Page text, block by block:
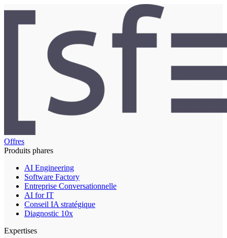
Offres
Produits phares
AI Engineering
Software Factory
Entreprise Conversationnelle
AI for IT
Conseil IA stratégique
Diagnostic 10x
Expertises